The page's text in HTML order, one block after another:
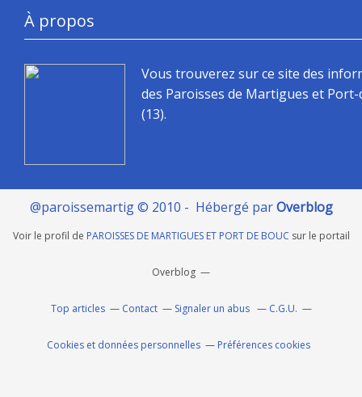
À propos
Vous trouverez sur ce site des
des Paroisses de Martigues et
(13).
@paroissemartig © 2010 - Hébergé parOverblog
Voir le profil de PAROISSES DE MARTIGUES ET PORT DE BOUC sur le portail
Overblog
Top articles Contact Signaler un abus C.G.U.
Cookies et données personnelles Préférences cookies